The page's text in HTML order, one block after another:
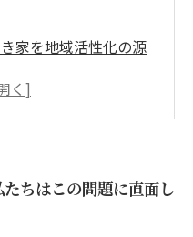
家を地域活性化の源
・シェアハウスから
になる：具体的な取
ちはこの問題に直面し